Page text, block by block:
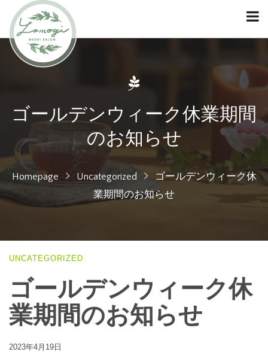
ゴールデンウィーク休業期間
のお知らせ
Homepage Uncategorized
ゴールデンウィーク休
業期間のお知らせ
UNCATEGORIZED
ゴールデンウィーク休
業期間のお知らせ
2023年4月19日